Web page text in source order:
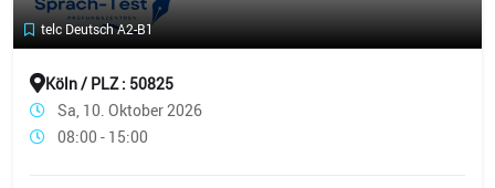
telc Deutsch A2-B1
Köln / PLZ : 50825
Sa, 10. Oktober 2026
08:00 - 15:00